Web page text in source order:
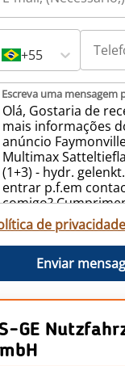
+55
de
Enviar
GE